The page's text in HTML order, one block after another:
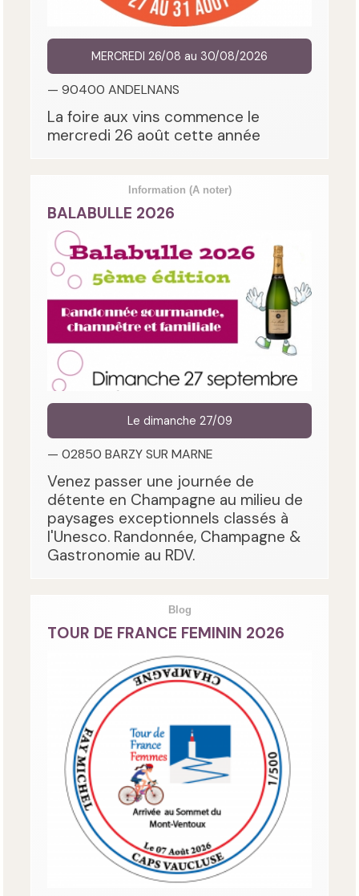
MERCREDI 26/08 au 30/08/2026
— 90400 ANDELNANS
La foire aux vins commence le
mercredi 26 août cette année
Information (A noter)
BALABULLE 2026
Le dimanche 27/09
— 02850 BARZY SUR MARNE
Venez passer une journée de
détente en Champagne au milieu de
paysages exceptionnels classés à
l'Unesco. Randonnée, Champagne &
Gastronomie au RDV.
Blog
TOUR DE FRANCE FEMININ 2026